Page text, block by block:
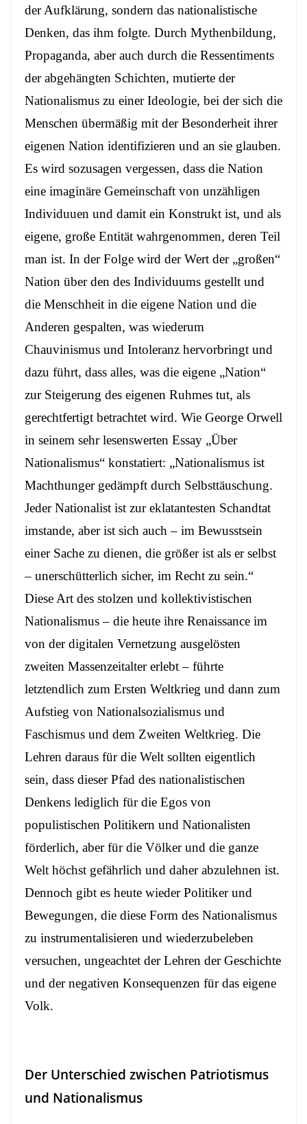
der Aufklärung, sondern das nationalistische
Denken, das ihm folgte. Durch Mythenbildung,
Propaganda, aber auch durch die Ressentiments
der abgehängten Schichten, mutierte der
Nationalismus zu einer Ideologie, bei der sich die
Menschen übermäßig mit der Besonderheit ihrer
eigenen Nation identifizieren und an sie glauben.
Es wird sozusagen vergessen, dass die Nation
eine imaginäre Gemeinschaft von unzähligen
Individuuen und damit ein Konstrukt ist, und als
eigene, große Entität wahrgenommen, deren Teil
man ist. In der Folge wird der Wert der „großen“
Nation über den des Individuums gestellt und
die Menschheit in die eigene Nation und die
Anderen gespalten, was wiederum
Chauvinismus und Intoleranz hervorbringt und
dazu führt, dass alles, was die eigene „Nation“
zur Steigerung des eigenen Ruhmes tut, als
gerechtfertigt betrachtet wird. Wie George Orwell
in seinem sehr lesenswerten Essay „Über
Nationalismus“ konstatiert: „Nationalismus ist
Machthunger gedämpft durch Selbsttäuschung.
Jeder Nationalist ist zur eklatantesten Schandtat
imstande, aber ist sich auch – im Bewusstsein
einer Sache zu dienen, die größer ist als er selbst
– unerschütterlich sicher, im Recht zu sein.“
Diese Art des stolzen und kollektivistischen
Nationalismus – die heute ihre Renaissance im
von der digitalen Vernetzung ausgelösten
zweiten Massenzeitalter erlebt – führte
letztendlich zum Ersten Weltkrieg und dann zum
Aufstieg von Nationalsozialismus und
Faschismus und dem Zweiten Weltkrieg. Die
Lehren daraus für die Welt sollten eigentlich
sein, dass dieser Pfad des nationalistischen
Denkens lediglich für die Egos von
populistischen Politikern und Nationalisten
förderlich, aber für die Völker und die ganze
Welt höchst gefährlich und daher abzulehnen ist.
Dennoch gibt es heute wieder Politiker und
Bewegungen, die diese Form des Nationalismus
zu instrumentalisieren und wiederzubeleben
versuchen, ungeachtet der Lehren der Geschichte
und der negativen Konsequenzen für das eigene
Volk.
Der Unterschied zwischen Patriotismus
und Nationalismus